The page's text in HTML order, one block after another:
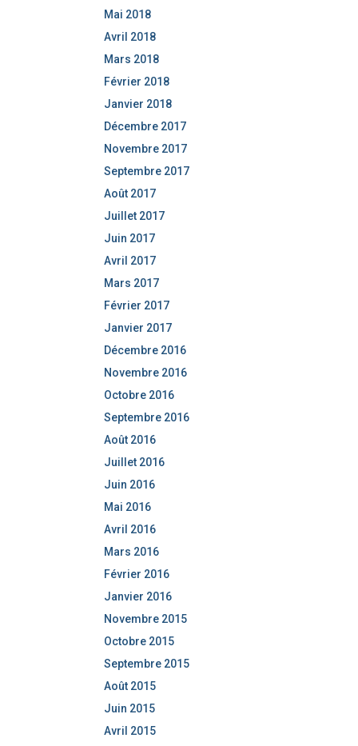
Mai 2018
Avril 2018
Mars 2018
Février 2018
Janvier 2018
Décembre 2017
Novembre 2017
Septembre 2017
Août 2017
Juillet 2017
Juin 2017
Avril 2017
Mars 2017
Février 2017
Janvier 2017
Décembre 2016
Novembre 2016
Octobre 2016
Septembre 2016
Août 2016
Juillet 2016
Juin 2016
Mai 2016
Avril 2016
Mars 2016
Février 2016
Janvier 2016
Novembre 2015
Octobre 2015
Septembre 2015
Août 2015
Juin 2015
Avril 2015